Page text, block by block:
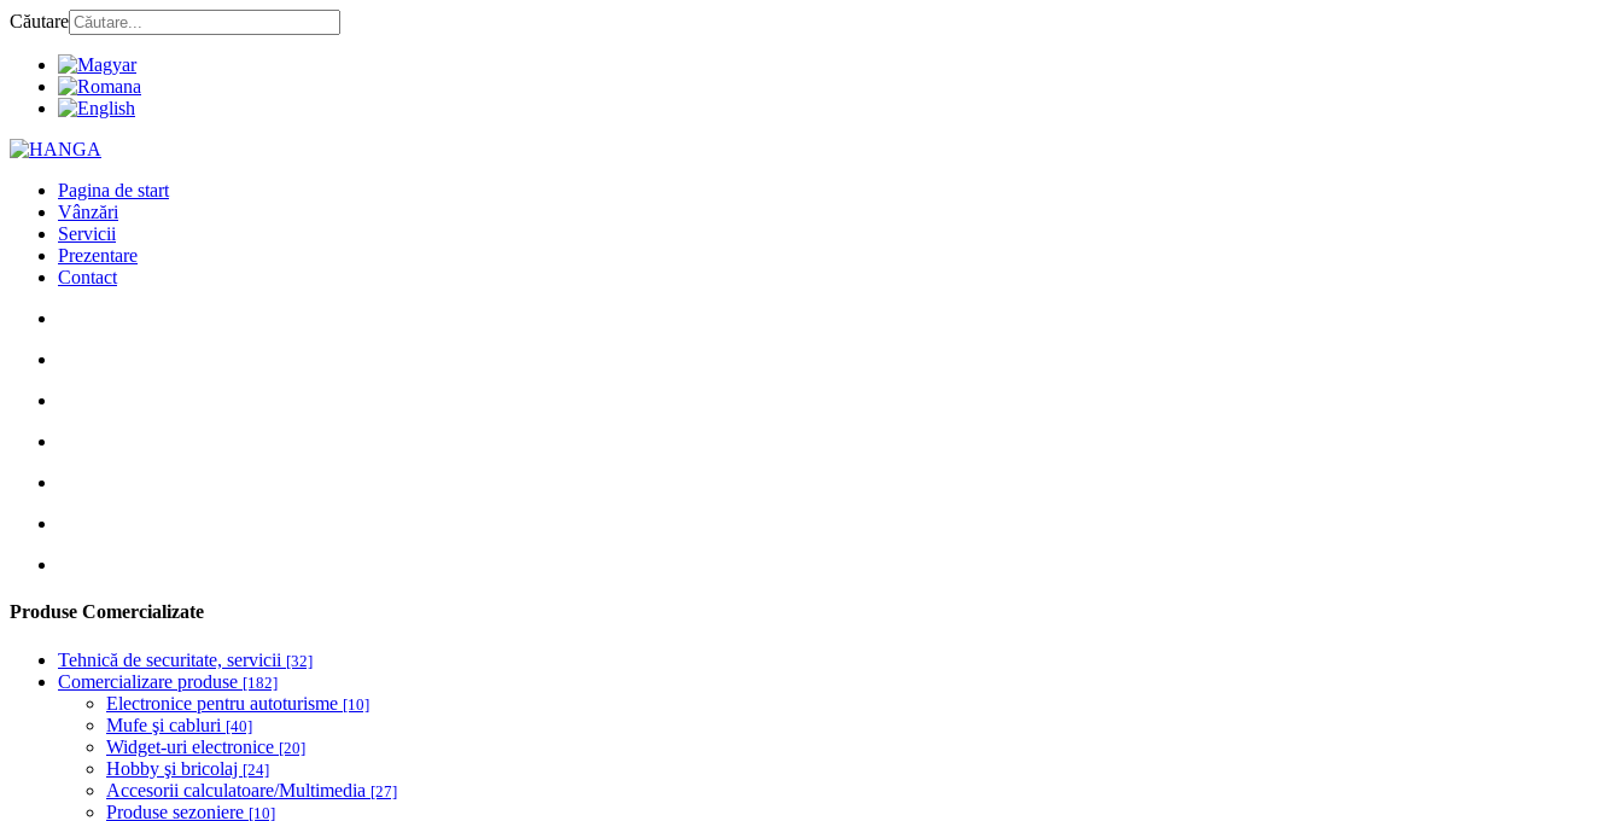
Căutare
Pagina de start
Vânzări
Servicii
Prezentare
Contact
Produse Comercializate
Tehnică de securitate, servicii [32]
Comercializare produse [182]
Electronice pentru autoturisme [10]
Mufe şi cabluri [40]
Widget-uri electronice [20]
Hobby şi bricolaj [24]
Accesorii calculatoare/Multimedia [27]
Produse sezoniere [10]